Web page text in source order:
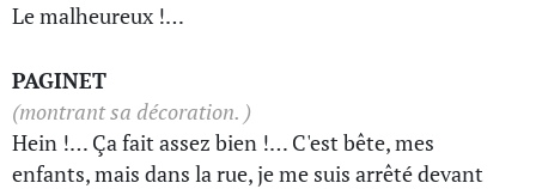
Le malheureux !…
PAGINET
(montrant sa décoration. )
Hein !… Ça fait assez bien !… C'est bête, mes
enfants, mais dans la rue, je me suis arrêté devant